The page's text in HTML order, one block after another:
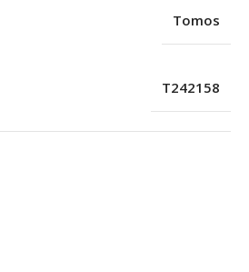
Tomos
T242158